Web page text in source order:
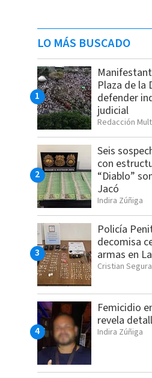
LO MÁS BUSCADO
Plaza de la
defender
judicial
Redacción
Seis
con
“Diablo”
Jacó
Indira Zúñiga
Policía
decomisa
armas en
Cristian Segura
Femicidio
revela
Indira Zúñiga